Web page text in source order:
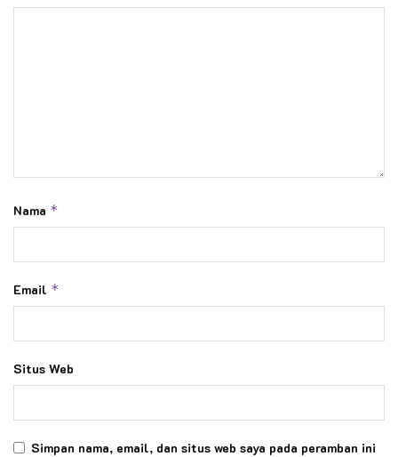
Nama *
Email *
Situs Web
Simpan nama, email, dan situs web saya pada peramban ini